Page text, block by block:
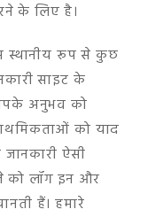
के लिए है।
स्थानीय रूप से कुछ
साइट के
अनुभव को
को याद
ऐसी
को लॉग इन और
हैं। हमारे